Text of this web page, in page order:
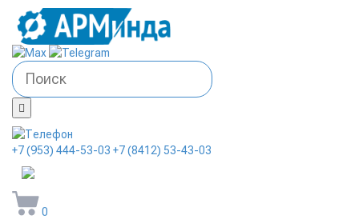
+7 (953) 444-53-03 +7 (8412) 53-43-03
0